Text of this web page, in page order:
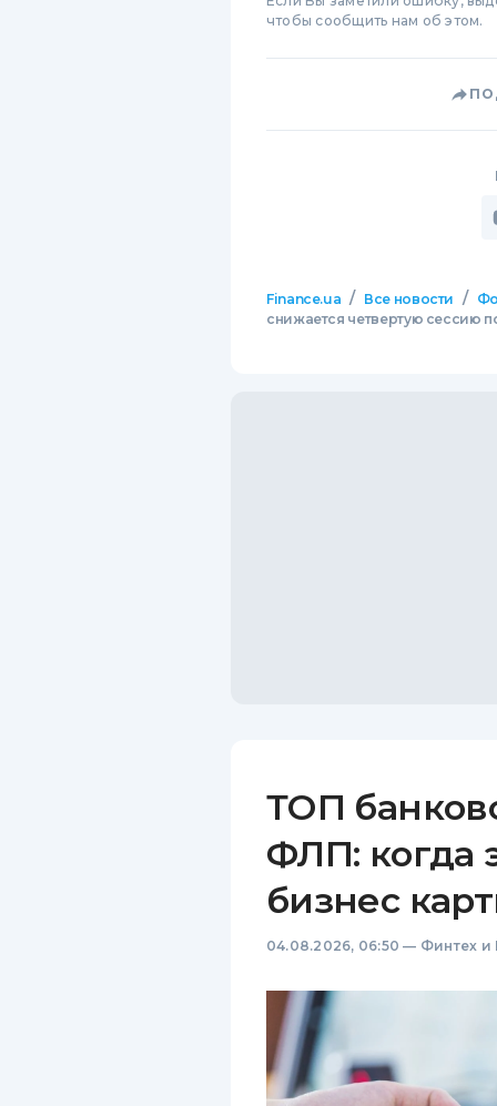
чтобы сообщить нам об этом.
Finance.ua / Все новости /
снижается четвертую сессию
ТОП
ФЛП: когда
бизнес
04.08.2026, 06:50 — Финтех и